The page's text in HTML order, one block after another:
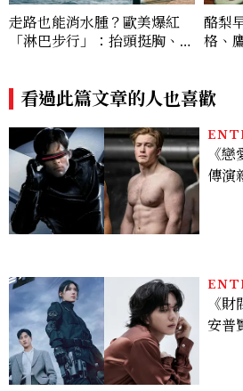
走路也能消水腫？歐美爆紅
「淋巴步行」：抬頭挺胸、自
酪梨
格、
看過此篇文章的人也喜歡
《
傳演
《
安普